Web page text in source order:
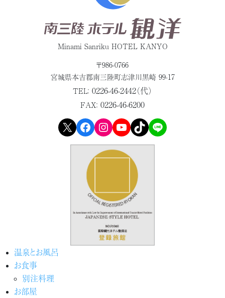
Minami Sanriku HOTEL KANYO
〒986-0766
宮城県本吉郡南三陸町志津川黒崎 99-17
TEL： 0226-46-2442（代）
FAX： 0226-46-6200
X Facebook Instagram YouTube TikTok LINE
温泉とお風呂
お食事
別注料理
お部屋